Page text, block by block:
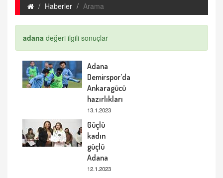
Haberler Arama
adana değeri ilgili sonuçlar
Adana
Demirspor’da
Ankaragücü
hazırlıkları
13.1.2023
Güçlü
kadın
güçlü
Adana
12.1.2023